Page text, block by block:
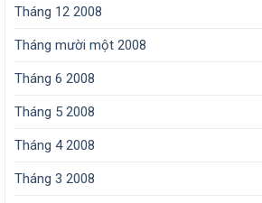
Tháng 12 2008
Tháng mười một 2008
Tháng 6 2008
Tháng 5 2008
Tháng 4 2008
Tháng 3 2008